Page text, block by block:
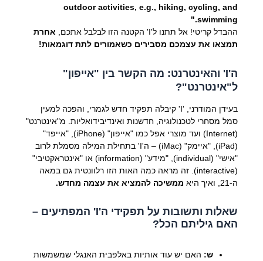
outdoor activities, e.g., hiking, cycling, and
swimming."
ההבדל קריטי! אל תתנו ל'I' הקטנה הזו לבלבל אתכם,
אחרת
תמצאו את עצמכם מסבירים כשאמורים לתת דוגמאות!
ה'I' והאינטרנט: מה הקשר בין "אייפון"
ל"אינטרנט"?
בעידן המודרני, 'I' קיבלה תפקיד חדש לגמרי, והפכה למעין
סמל מסחרי לטכנולוגיה, חדשנות ואינדיבידואליות. מ"אינטרנט"
(Internet) ועד מוצרי אפל כמו "אייפון" (iPhone), "אייפד"
(iPad), "איימק" (iMac) – ה'I' בתחילת המילה מסמלת לרוב
"אישי" (individual), "מידע" (information) או "אינטראקטיבי"
(interactive). זה מראה כמה האות הזו רלוונטית גם במאה
ה-21, ואיך היא
ממשיכה להמציא את עצמה מחדש.
שאלות ותשובות על תפקידי ה'I' המפתיעים –
האם גיליתם הכל?
ש: האם יש עוד אותיות באלפבית האנגלי שמשמשות